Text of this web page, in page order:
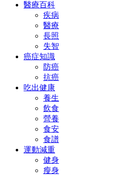
醫療百科
疾病
醫療
長照
失智
癌症知識
防癌
抗癌
吃出健康
養生
飲食
營養
食安
食譜
運動減重
健身
瘦身